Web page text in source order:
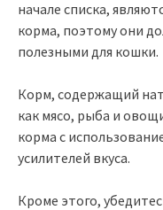
начале списка,
корма, поэтому они
полезными для кошки.
Корм, содержащий
как мясо, рыба и
корма с
усилителей вкуса.
Кроме этого,